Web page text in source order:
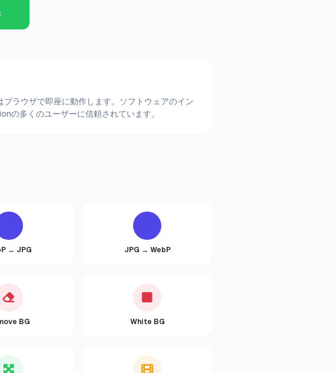
ラウザで即座に動作します。ソフトウェアのイン
の多くのユーザーに信頼されています。
→ JPG JPG → WebP
BG White BG